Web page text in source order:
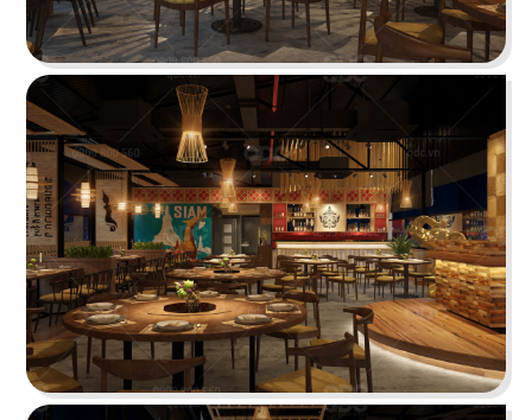
Chi tiết
EL GAUCHO
El Gaucho Lotte Mall hứa hẹn là điểm đến lý
tưởng cho trải nghiệm ẩm thực Âu đỉnh cao